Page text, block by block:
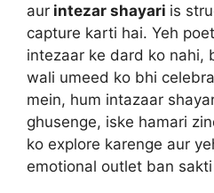
aur intezar shayari is
capture karti hai. Yeh
intezaar ke dard ko nahi,
wali umeed ko bhi
mein, hum intazaar
ghusenge, iske hamari
ko explore karenge aur
emotional outlet ban